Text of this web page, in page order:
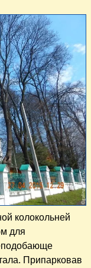
колокольней
для
Припарковав